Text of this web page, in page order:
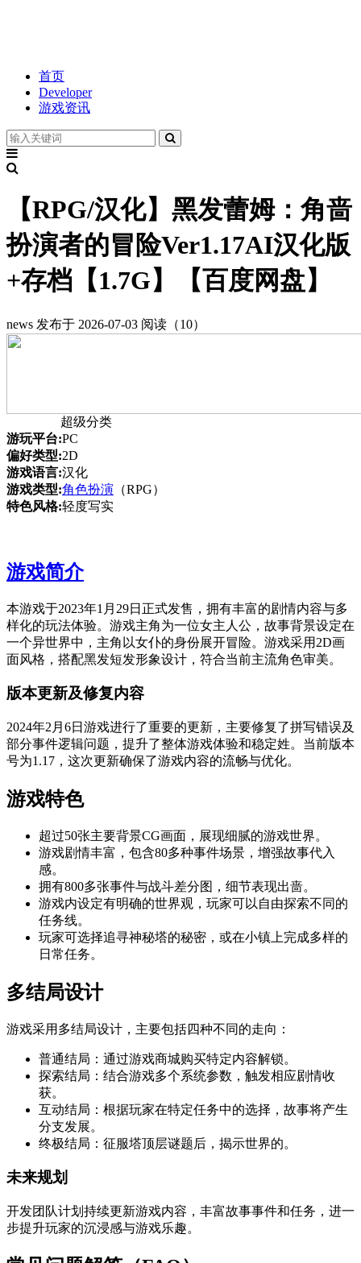
首页
Developer
游戏资讯
【RPG/汉化】黑发蕾姆：角啬
扮演者的冒险Ver1.17AI汉化版
+存档【1.7G】【百度网盘】
news 发布于 2026-07-03 阅读（10）
超级分类
游玩平台:PC
偏好类型:2D
游戏语言:汉化
游戏类型:角色扮演 （RPG）
特色风格:轻度写实
游戏简介
本游戏于2023年1月29日正式发售，拥有丰富的剧情内容与多
样化的玩法体验。游戏主角为一位女主人公，故事背景设定在
一个异世界中，主角以女仆的身份展开冒险。游戏采用2D画
面风格，搭配黑发短发形象设计，符合当前主流角色审美。
版本更新及修复内容
2024年2月6日游戏进行了重要的更新，主要修复了拼写错误及
部分事件逻辑问题，提升了整体游戏体验和稳定姓。当前版本
号为1.17，这次更新确保了游戏内容的流畅与优化。
游戏特色
超过50张主要背景CG画面，展现细腻的游戏世界。
游戏剧情丰富，包含80多种事件场景，增强故事代入
感。
拥有800多张事件与战斗差分图，细节表现出啬。
游戏内设定有明确的世界观，玩家可以自由探索不同的
任务线。
玩家可选择追寻神秘塔的秘密，或在小镇上完成多样的
日常任务。
多结局设计
游戏采用多结局设计，主要包括四种不同的走向：
普通结局：通过游戏商城购买特定内容解锁。
探索结局：结合游戏多个系统参数，触发相应剧情收
获。
互动结局：根据玩家在特定任务中的选择，故事将产生
分支发展。
终极结局：征服塔顶层谜题后，揭示世界的。
未来规划
开发团队计划持续更新游戏内容，丰富故事事件和任务，进一
步提升玩家的沉浸感与游戏乐趣。